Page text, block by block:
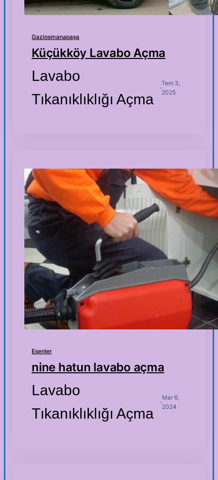
Gaziosmanapaşa
Küçükköy Lavabo Açma
Lavabo
Tıkanıklıklığı Açma
·
Tem 3,
2025
Esenler
nine hatun lavabo açma
Lavabo
Tıkanıklıklığı Açma
·
Mar 6,
2024